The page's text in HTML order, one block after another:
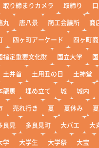
取り締まりカメラ 取締り
丸 唐八景 商工会議所 商
四ヶ町アーケード 四ヶ町
指定重要文化財 国立大学
土井首 土用丑の日 土神堂
龍馬 埋め立て 城 城内
売れ行き 夏 夏休み
良見 多良見町 大バエ 大
学 大学生 大学祭 大宝